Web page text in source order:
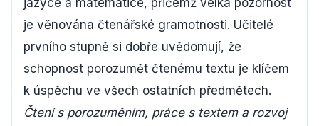
jazyce a matematice, přičemž velká pozornost
je věnována čtenářské gramotnosti. Učitelé
prvního stupně si dobře uvědomují, že
schopnost porozumět čtenému textu je klíčem
k úspěchu ve všech ostatních předmětech.
Čtení s porozuměním, práce s textem a rozvoj